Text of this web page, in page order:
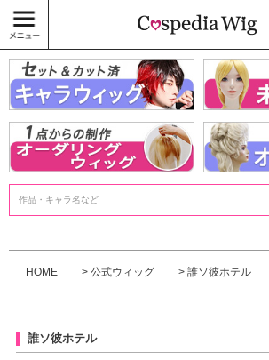
〜
商品タグ
キャラウィッグ
未加工ウィッグ
ベースウィッグ
衣装
SALE中
HOME 公式ウィッグ 誰ソ彼ホテル
誰ソ彼ホテル